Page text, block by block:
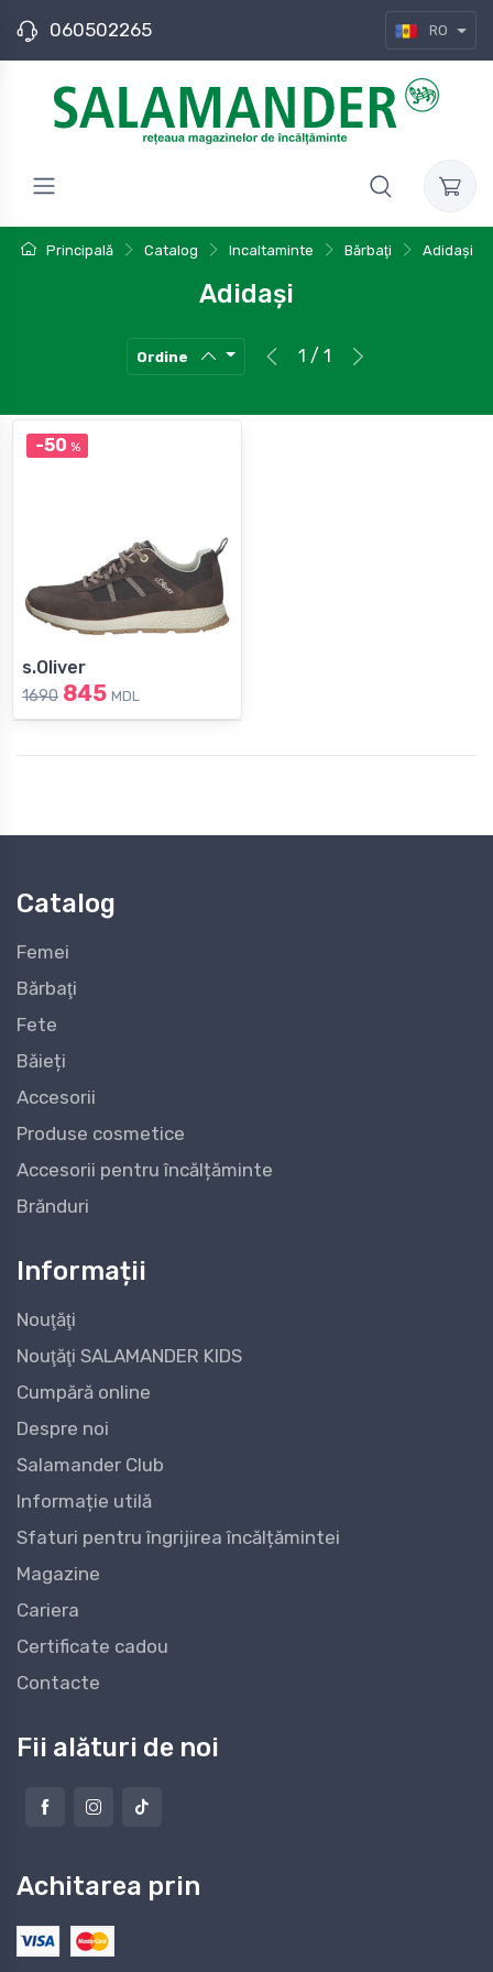
060502265 RO
Principală Catalog Incaltaminte Bărbaţi Adidași
Adidași
Ordine 1 / 1
-50 %
s.Oliver
1690 845 MDL
Catalog
Femei
Bărbaţi
Fete
Băieți
Accesorii
Produse cosmetice
Accesorii pentru încălțăminte
Brănduri
Informații
Nouţăţi
Nouţăţi SALAMANDER KIDS
Cumpără online
Despre noi
Salamander Club
Informație utilă
Sfaturi pentru îngrijirea încălțămintei
Magazine
Cariera
Certificate cadou
Contacte
Fii alături de noi
Achitarea prin